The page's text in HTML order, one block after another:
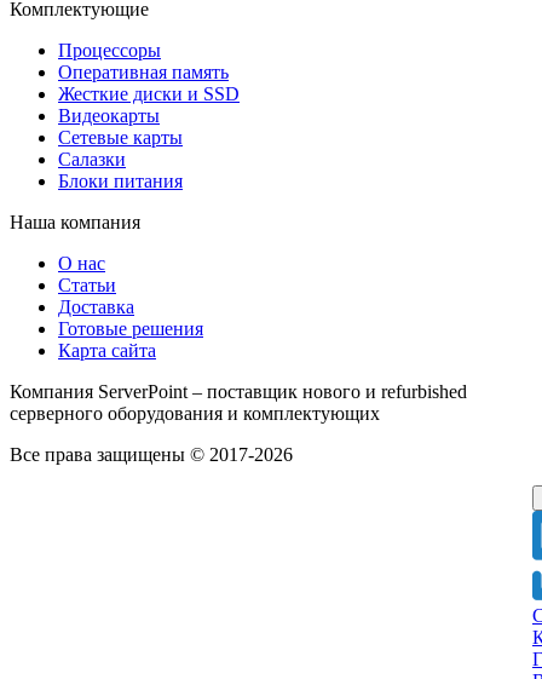
Комплектующие
Процессоры
Оперативная память
Жесткие диски и SSD
Видеокарты
Сетевые карты
Салазки
Блоки питания
Наша компания
О нас
Статьи
Доставка
Готовые решения
Карта сайта
Компания ServerPoint – поставщик нового и refurbished
серверного оборудования и комплектующих
Все права защищены © 2017-2026